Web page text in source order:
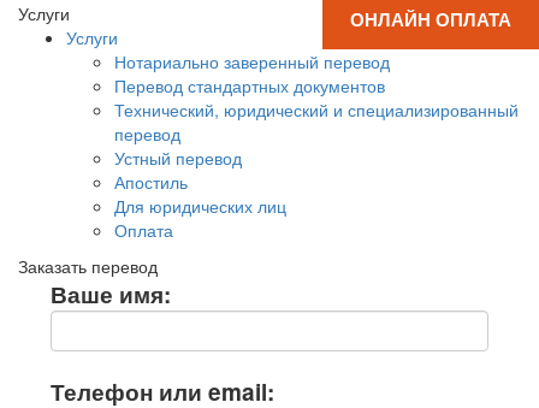
ОНЛАЙН ОПЛАТА
Услуги
Услуги
Нотариально заверенный перевод
Перевод стандартных документов
Технический, юридический и специализированный
перевод
Устный перевод
Апостиль
Для юридических лиц
Оплата
Заказать перевод
Ваше имя:
Телефон или email: